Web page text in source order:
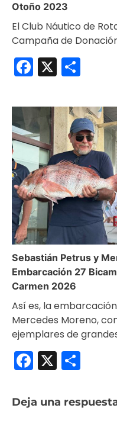
Otoño 2023
El Club Náutico de
Campaña de
Facebook
X
Sebastián Petrus y
Embarcación 27
Carmen 2026
Así es, la
Mercedes Moreno,
ejemplares de
Facebook
X
Deja una